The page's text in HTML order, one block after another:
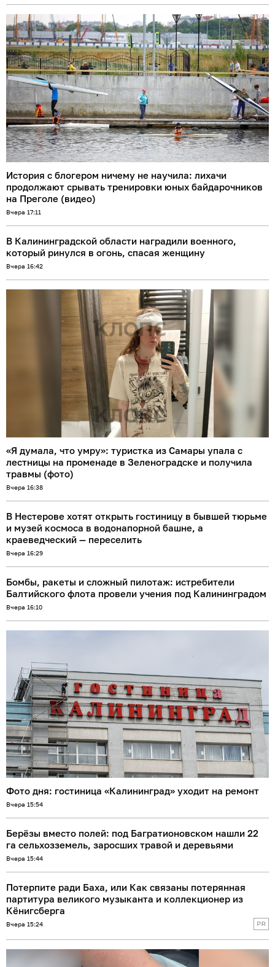
История с блогером ничему не научила: лихачи
продолжают срывать тренировки юных байдарочников
на Преголе (видео)
Вчера 17:11
В Калининградской области наградили военного,
который ринулся в огонь, спасая женщину
Вчера 16:42
«Я думала, что умру»: туристка из Самары упала с
лестницы на променаде в Зеленоградске и получила
травмы (фото)
Вчера 16:38
В Нестерове хотят открыть гостиницу в бывшей тюрьме
и музей космоса в водонапорной башне, а
краеведческий — переселить
Вчера 16:29
Бомбы, ракеты и сложный пилотаж: истребители
Балтийского флота провели учения под Калининградом
Вчера 16:10
Фото дня: гостиница «Калининград» уходит на ремонт
Вчера 15:54
Берёзы вместо полей: под Багратионовском нашли 22
га сельхозземель, заросших травой и деревьями
Вчера 15:44
Потерпите ради Баха, или Как связаны потерянная
партитура великого музыканта и коллекционер из
Кёнигсберга
Вчера 15:24